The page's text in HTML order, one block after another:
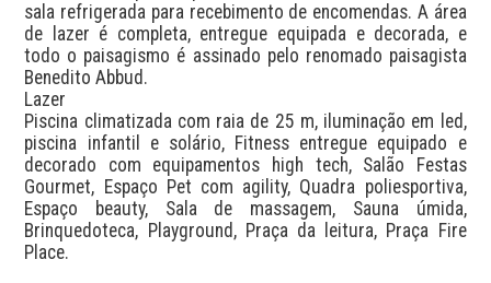
sala refrigerada para recebimento de encomendas. A área
de lazer é completa, entregue equipada e decorada, e
todo o paisagismo é assinado pelo renomado paisagista
Benedito Abbud.
Lazer
Piscina climatizada com raia de 25 m, iluminação em led,
piscina infantil e solário, Fitness entregue equipado e
decorado com equipamentos high tech, Salão Festas
Gourmet, Espaço Pet com agility, Quadra poliesportiva,
Espaço beauty, Sala de massagem, Sauna úmida,
Brinquedoteca, Playground, Praça da leitura, Praça Fire
Place.